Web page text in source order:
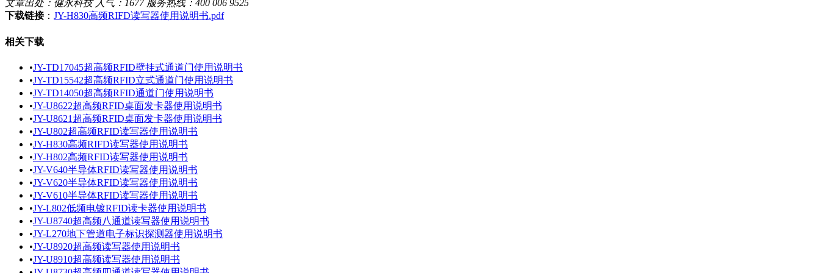
文章出处：健永科技 人气：1677 服务热线：400 006 9525
下载链接： JY-H830高频RIFD读写器使用说明书.pdf
相关下载
•JY-TD17045超高频RFID壁挂式通道门使用说明书
•JY-TD15542超高频RFID立式通道门使用说明书
•JY-TD14050超高频RFID通道门使用说明书
•JY-U8622超高频RFID桌面发卡器使用说明书
•JY-U8621超高频RFID桌面发卡器使用说明书
•JY-U802超高频RFID读写器使用说明书
•JY-H830高频RIFD读写器使用说明书
•JY-H802高频RFID读写器使用说明书
•JY-V640半导体RFID读写器使用说明书
•JY-V620半导体RFID读写器使用说明书
•JY-V610半导体RFID读写器使用说明书
•JY-L802低频电镀RFID读卡器使用说明书
•JY-U8740超高频八通道读写器使用说明书
•JY-L270地下管道电子标识探测器使用说明书
•JY-U8920超高频读写器使用说明书
•JY-U8910超高频读写器使用说明书